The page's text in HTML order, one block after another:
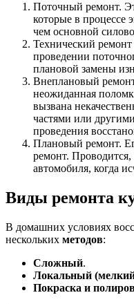
Поточный ремонт.
которые в процессе
чем основной
Технический
проведении
плановой замены
Внеплановый
неожиданная
вызвана
частями или
проведения
Плановый ремонт.
ремонт.
автомобиля, когда
Виды ремонта
В домашних условиях
нескольких методов:
Сложный.
Локальный
Покраска и